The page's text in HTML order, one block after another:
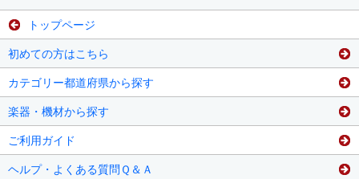
トップページ
初めての方はこちら
カテゴリー都道府県から探す
楽器・機材から探す
ご利用ガイド
ヘルプ・よくある質問Ｑ＆Ａ